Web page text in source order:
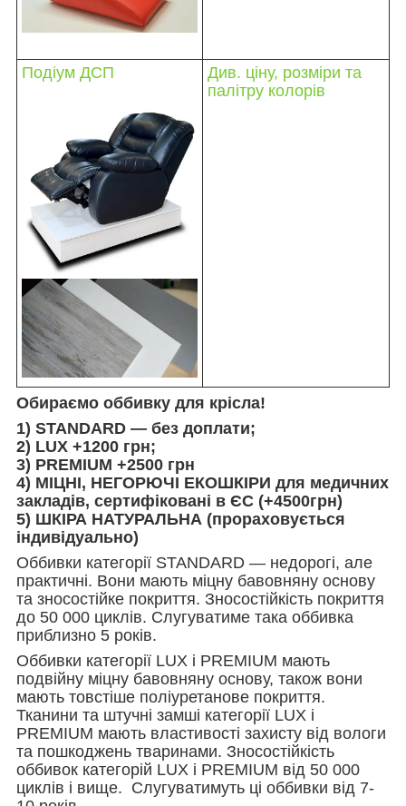
Подіум ДСП
Див. ціну, розміри та
палітру колорів
Обираємо оббивку для крісла!
1) STANDARD — без доплати;
2) LUX +1200 грн;
3) PREMIUM +2500 грн
4) МІЦНІ, НЕГОРЮЧІ ЕКОШКІРИ для медичних
закладів, сертифіковані в ЄС (+4500грн)
5) ШКІРА НАТУРАЛЬНА (прораховується
індивідуально)
Оббивки категорії STANDARD — недорогі, але
практичні. Вони мають міцну бавовняну основу
та зносостійке покриття. Зносостійкість покриття
до 50 000 циклів. Слугуватиме така оббивка
приблизно 5 років.
Оббивки категорії LUX і PREMIUM мають
подвійну міцну бавовняну основу, також вони
мають товстіше поліуретанове покриття.
Тканини та штучні замші категорії LUX і
PREMIUM мають властивості захисту від вологи
та пошкоджень тваринами. Зносостійкість
оббивок категорій LUX і PREMIUM від 50 000
циклів і вище. Слугуватимуть ці оббивки від 7-